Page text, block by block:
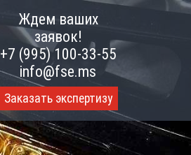
Ждем ваших
заявок!
+7 (995) 100-33-55
info@fse.ms
Заказать экспертизу